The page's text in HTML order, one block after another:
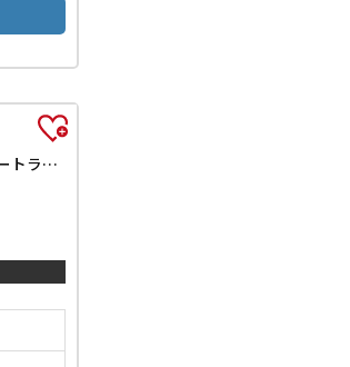
L ETC バックカメラ 両側スライド・片側電動 ナビ TV クリアランスソナー オートクルーズコントロール レーンアシスト 衝突被害軽減システム オートライト LEDヘッドランプ